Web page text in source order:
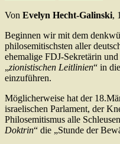
Von Evelyn Hecht-Galinski,
Beginnen wir mit dem
philosemitischsten aller
ehemalige FDJ-Sekretärin
„zionistischen Leitlinien“ in
einzuführen.
Möglicherweise hat der
israelischen Parlament, der
Philosemitismus alle
Doktrin“ die „Stunde der